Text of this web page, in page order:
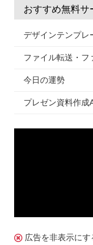
おすすめ無料サ
デザインテンプレ
ファイル転送・フ
今日の運勢
プレゼン資料作成
広告を非表示にす